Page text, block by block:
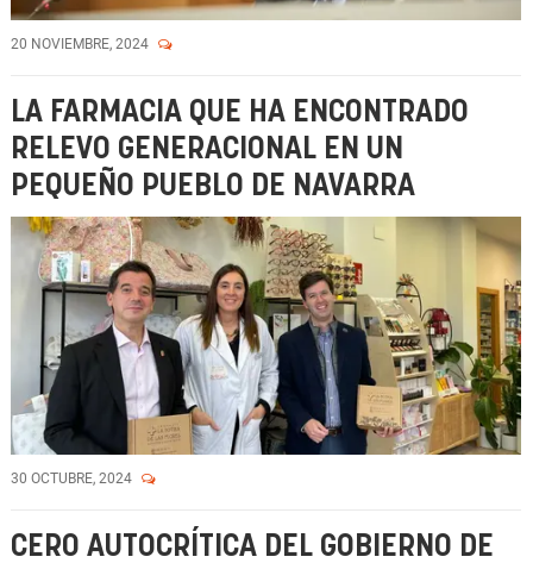
20 NOVIEMBRE, 2024
LA FARMACIA QUE HA ENCONTRADO
RELEVO GENERACIONAL EN UN
PEQUEÑO PUEBLO DE NAVARRA
30 OCTUBRE, 2024
CERO AUTOCRÍTICA DEL GOBIERNO DE